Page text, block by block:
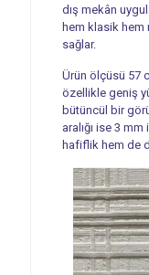
dış mekân
hem klasik hem
sağlar.
Ürün ölçüsü 57
özellikle geniş
bütüncül bir
aralığı ise 3
hafiflik hem de